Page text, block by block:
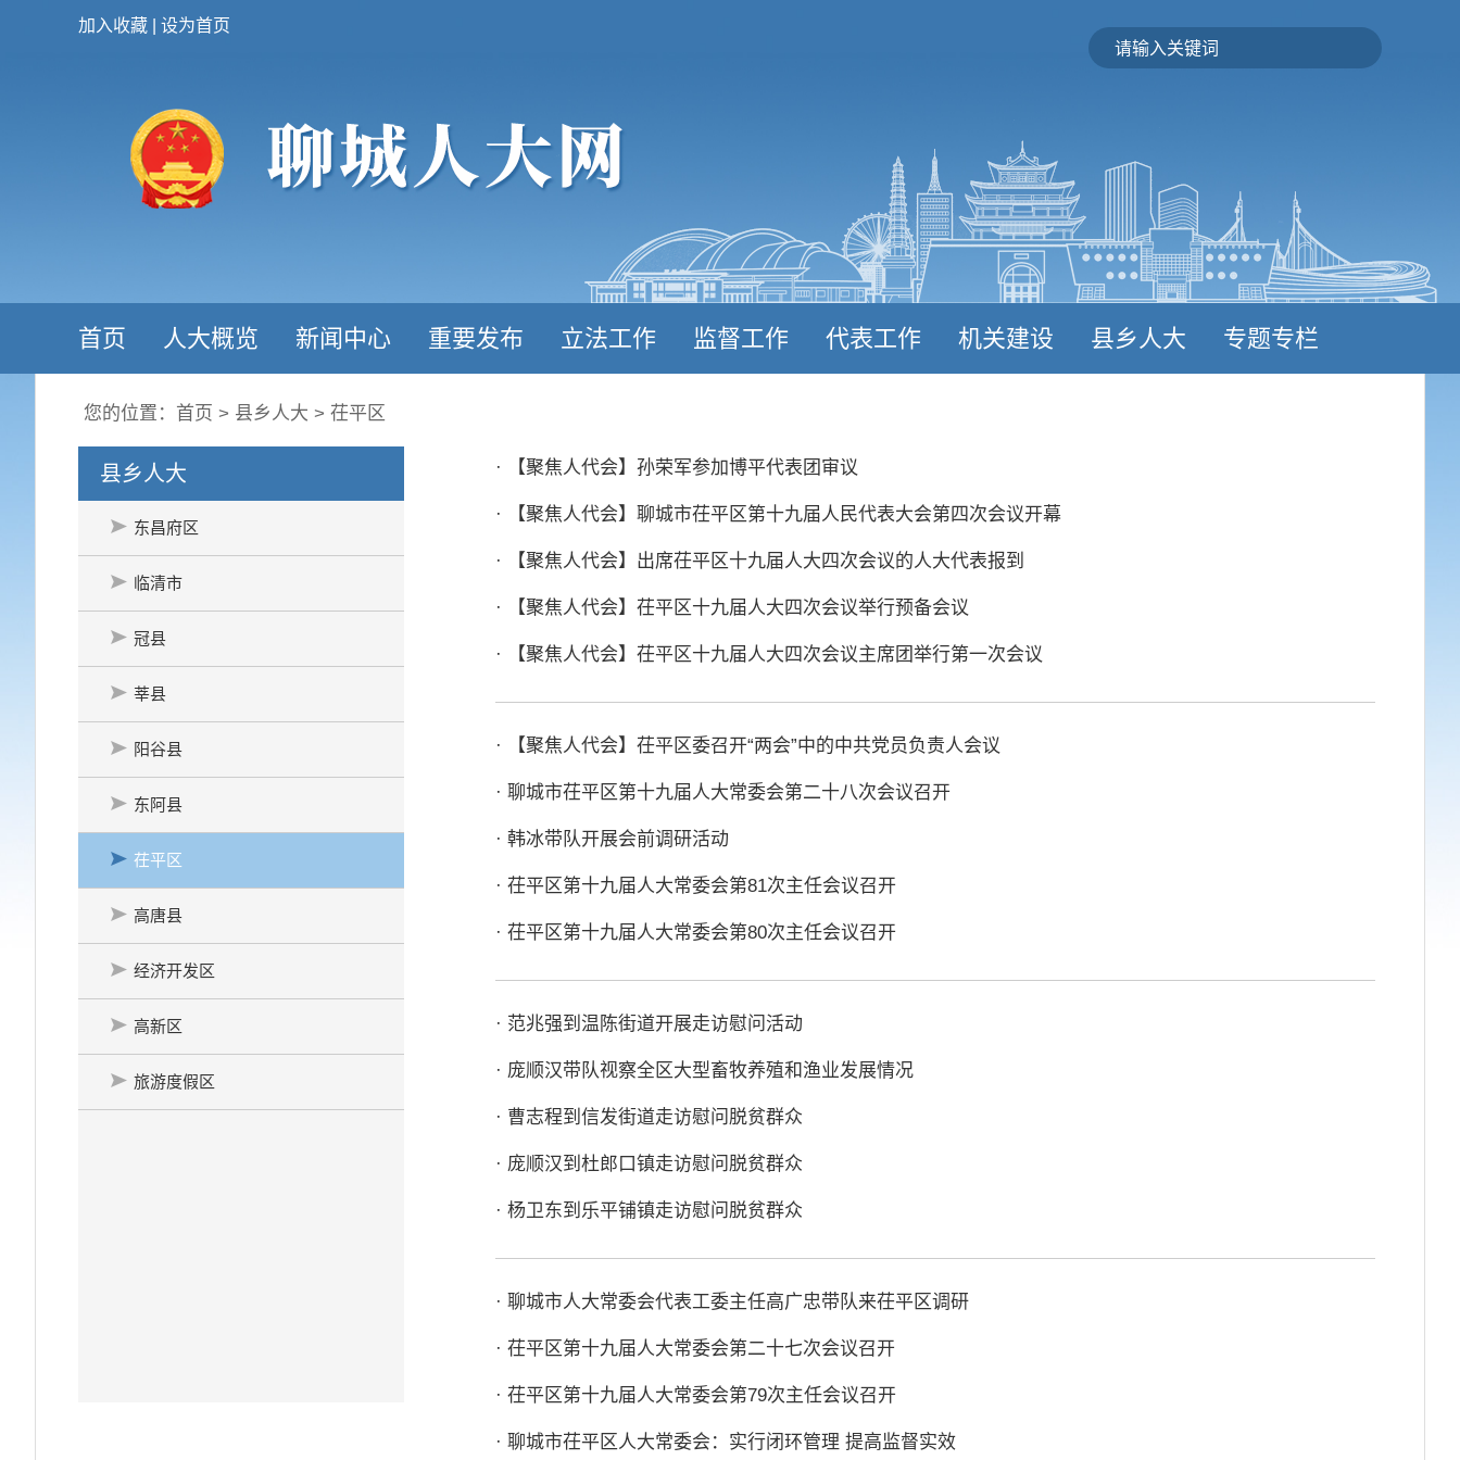
加入收藏 设为首页
首页 人大概览 新闻中心 重要发布 立法工作 监督工作 代表工作 机关建设 县乡人大 专题专栏
您的位置： 首页 > 县乡人大 > 茌平区
县乡人大
东昌府区
临清市
冠县
莘县
阳谷县
东阿县
茌平区
高唐县
经济开发区
高新区
旅游度假区
· 【聚焦人代会】孙荣军参加博平代表团审议
· 【聚焦人代会】聊城市茌平区第十九届人民代表大会第四次会议开幕
· 【聚焦人代会】出席茌平区十九届人大四次会议的人大代表报到
· 【聚焦人代会】茌平区十九届人大四次会议举行预备会议​
· 【聚焦人代会】茌平区十九届人大四次会议主席团举行第一次会议​
· 【聚焦人代会】茌平区委召开“两会”中的中共党员负责人会议​
· 聊城市茌平区第十九届人大常委会第二十八次会议召开
· 韩冰带队开展会前调研活动
· 茌平区第十九届人大常委会第81次主任会议召开
· 茌平区第十九届人大常委会第80次主任会议召开
· 范兆强到温陈街道开展走访慰问活动
· 庞顺汉带队视察全区大型畜牧养殖和渔业发展情况
· 曹志程到信发街道走访慰问脱贫群众
· 庞顺汉到杜郎口镇走访慰问脱贫群众
· 杨卫东到乐平铺镇走访慰问脱贫群众
· 聊城市人大常委会代表工委主任高广忠带队来茌平区调研
· 茌平区第十九届人大常委会第二十七次会议召开
· 茌平区第十九届人大常委会第79次主任会议召开
· 聊城市茌平区人大常委会：实行闭环管理 提高监督实效